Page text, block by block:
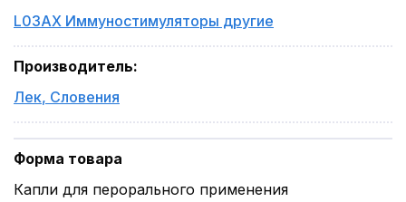
L03AX Иммуностимуляторы другие
Производитель:
Лек, Словения
Форма товара
Капли для перорального применения